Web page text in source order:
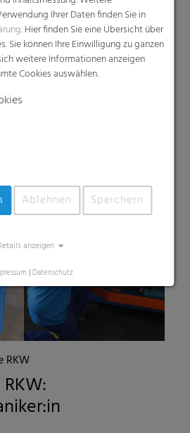
RKW
RKW
Ihrer Daten finden Sie in
. Hier finden Sie eine Übersicht über
Sie können Ihre Einwilligung zu ganzen
weitere Informationen anzeigen
Cookies auswählen.
Ablehnen Speichern
anzeigen
| Datenschutz